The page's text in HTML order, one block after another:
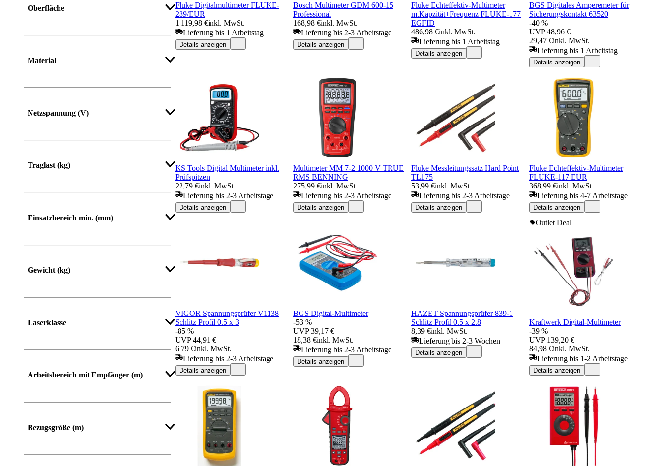
Oberfläche
Material
Netzspannung (V)
Traglast (kg)
Einsatzbereich min. (mm)
Gewicht (kg)
Laserklasse
Arbeitsbereich mit Empfänger (m)
Bezugsgröße (m)
Fluke Digitalmultimeter FLUKE-
289/EUR
1.119,98 €inkl. MwSt.
Lieferung bis 1 Arbeitstag
Details anzeigen
Bosch Multimeter GDM 600-15
Professional
168,98 €inkl. MwSt.
Lieferung bis 2-3 Arbeitstage
Details anzeigen
Fluke Echteffektiv-Multimeter
m.Kapzität+Frequenz FLUKE-177
EGFID
486,98 €inkl. MwSt.
Lieferung bis 1 Arbeitstag
Details anzeigen
BGS Digitales Amperemeter für
Sicherungskontakt 63520
-40 %
UVP 48,96 €
29,47 €inkl. MwSt.
Lieferung bis 1 Arbeitstag
Details anzeigen
KS Tools Digital Multimeter inkl.
Prüfspitzen
22,79 €inkl. MwSt.
Lieferung bis 2-3 Arbeitstage
Details anzeigen
Multimeter MM 7-2 1000 V TRUE
RMS BENNING
275,99 €inkl. MwSt.
Lieferung bis 2-3 Arbeitstage
Details anzeigen
Fluke Messleitungssatz Hard Point
TL175
53,99 €inkl. MwSt.
Lieferung bis 2-3 Arbeitstage
Details anzeigen
Fluke Echteffektiv-Multimeter
FLUKE-117 EUR
368,99 €inkl. MwSt.
Lieferung bis 4-7 Arbeitstage
Details anzeigen
VIGOR Spannungsprüfer V1138
Schlitz Profil 0.5 x 3
-85 %
UVP 44,91 €
6,79 €inkl. MwSt.
Lieferung bis 2-3 Arbeitstage
Details anzeigen
BGS Digital-Multimeter
-53 %
UVP 39,17 €
18,38 €inkl. MwSt.
Lieferung bis 2-3 Arbeitstage
Details anzeigen
HAZET Spannungsprüfer 839-1
Schlitz Profil 0.5 x 2.8
8,39 €inkl. MwSt.
Lieferung bis 2-3 Wochen
Details anzeigen
Outlet Deal
Kraftwerk Digital-Multimeter
-39 %
UVP 139,20 €
84,98 €inkl. MwSt.
Lieferung bis 1-2 Arbeitstage
Details anzeigen